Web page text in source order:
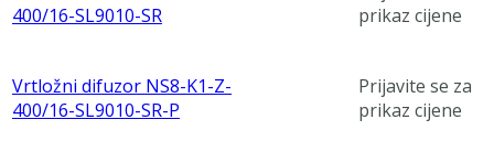
400/16-SL9010-SR
prikaz cijene
Vrtložni difuzor NS8-K1-Z-
400/16-SL9010-SR-P
Prijavite se za
prikaz cijene